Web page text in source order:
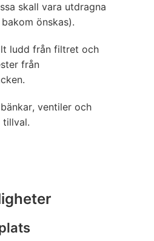
skall vara utdragna
önskas).
ludd från filtret och
från
ventiler och
tillval.